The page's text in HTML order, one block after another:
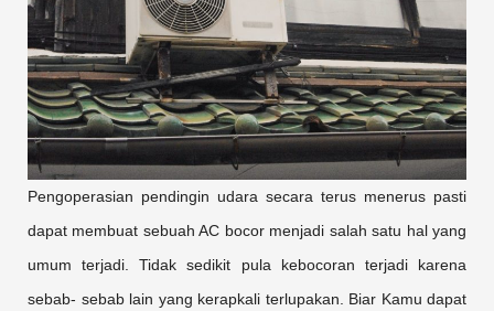
Pengoperasian pendingin udara secara terus menerus pasti
dapat membuat sebuah AC bocor menjadi salah satu hal yang
umum terjadi. Tidak sedikit pula kebocoran terjadi karena
sebab- sebab lain yang kerapkali terlupakan. Biar Kamu dapat